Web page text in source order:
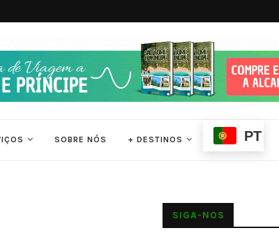
SOBRE NÓS + DESTINOS PT
SIGA-NOS